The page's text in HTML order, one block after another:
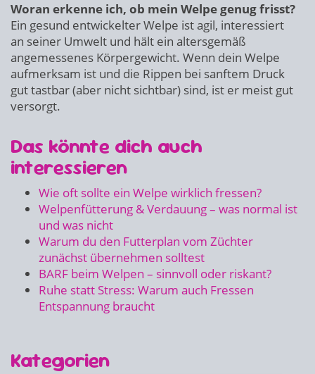
Woran erkenne ich, ob mein Welpe genug frisst?
Ein gesund entwickelter Welpe ist agil, interessiert
an seiner Umwelt und hält ein altersgemäß
angemessenes Körpergewicht. Wenn dein Welpe
aufmerksam ist und die Rippen bei sanftem Druck
gut tastbar (aber nicht sichtbar) sind, ist er meist gut
versorgt.
Das könnte dich auch
interessieren
Wie oft sollte ein Welpe wirklich fressen?
Welpenfütterung & Verdauung – was normal ist
und was nicht
Warum du den Futterplan vom Züchter
zunächst übernehmen solltest
BARF beim Welpen – sinnvoll oder riskant?
Ruhe statt Stress: Warum auch Fressen
Entspannung braucht
Kategorien